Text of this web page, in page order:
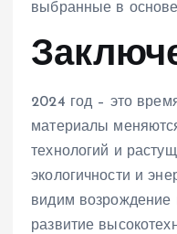
выбранные в
2024 год – это
материалы
технологий и
экологичности и
видим возрождение
развитие